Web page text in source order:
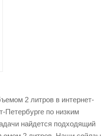
2 литров в интернет-
Петербурге по низким
найдется подходящий